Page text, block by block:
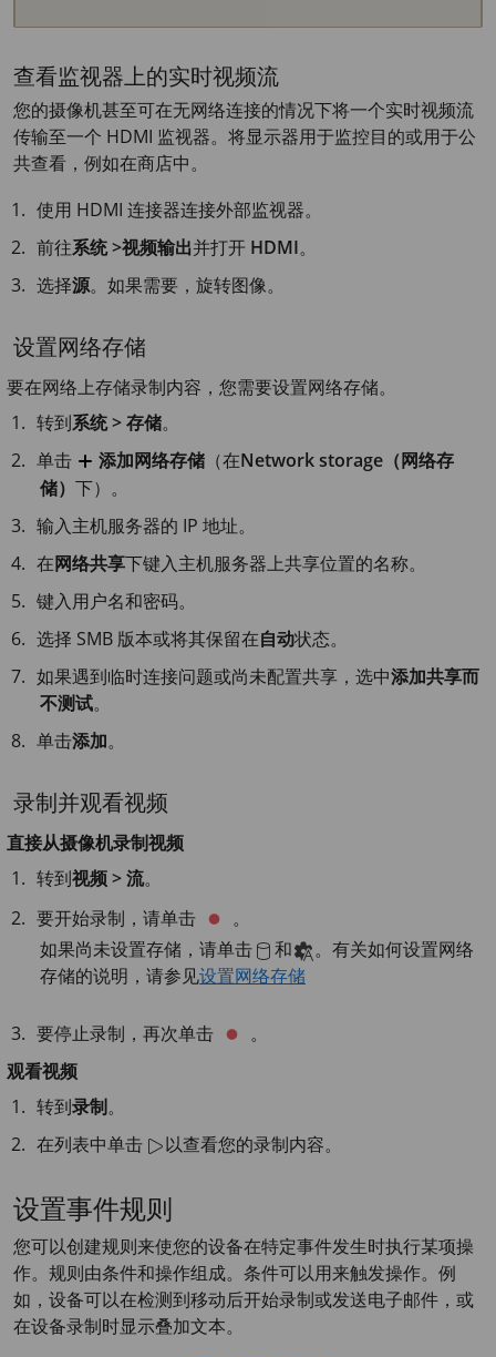
查看监视器上的实时视频流
您的摄像机甚至可在无网络连接的情况下将一个实时视频流
传输至一个 HDMI 监视器。将显示器用于监控目的或用于公
共查看，例如在商店中。
使用 HDMI 连接器连接外部监视器。
前往系统 >视频输出并打开 HDMI。
选择源。如果需要，旋转图像。
设置网络存储
要在网络上存储录制内容，您需要设置网络存储。
转到系统 > 存储。
单击
添加网络存储 （在Network storage（网络存
储） 下）。
输入主机服务器的 IP 地址。
在网络共享下键入主机服务器上共享位置的名称。
键入用户名和密码。
选择 SMB 版本或将其保留在自动状态。
如果遇到临时连接问题或尚未配置共享，选中添加共享而
不测试。
单击添加。
录制并观看视频
直接从摄像机录制视频
转到视频 > 流。
要开始录制，请单击
。
如果尚未设置存储，请单击
和
。有关如何设置网络
存储的说明，请参见设置网络存储
要停止录制，再次单击
。
观看视频
转到录制。
在列表中单击
以查看您的录制内容。
设置事件规则
您可以创建规则来使您的设备在特定事件发生时执行某项操
作。规则由条件和操作组成。条件可以用来触发操作。例
如，设备可以在检测到移动后开始录制或发送电子邮件，或
在设备录制时显示叠加文本。